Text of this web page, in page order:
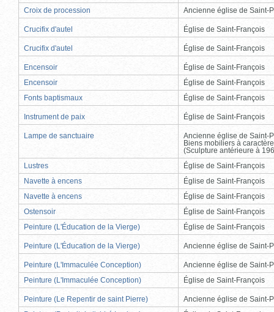
Croix de procession
Ancienne église de Saint-
Crucifix d'autel Église de Saint-François
Crucifix d'autel Église de Saint-François
Encensoir
Église de Saint-François
Encensoir
Église de Saint-François
Fonts baptismaux
Église de Saint-François
Instrument de paix Église de Saint-François
Lampe de sanctuaire
Ancienne église de Saint-
Biens mobiliers à
(Sculpture antérieure à
Lustres
Église de Saint-François
Navette à encens
Église de Saint-François
Navette à encens
Église de Saint-François
Ostensoir
Église de Saint-François
Peinture (L'Éducation de la Vierge)
Église de Saint-François
Peinture (L'Éducation de la Vierge) Ancienne église de Saint-
Peinture (L'Immaculée Conception)
Ancienne église de Saint-
Peinture (L'Immaculée Conception)
Église de Saint-François
Peinture (Le Repentir de saint Pierre)
Ancienne église de Saint-